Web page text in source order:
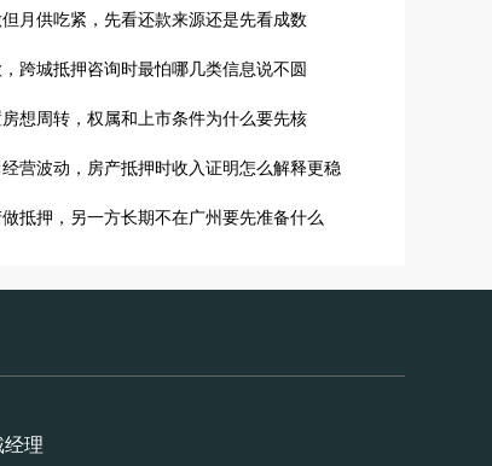
月供吃紧，先看还款来源还是先看成数
跨城抵押咨询时最怕哪几类信息说不圆
想周转，权属和上市条件为什么要先核
营波动，房产抵押时收入证明怎么解释更稳
抵押，另一方长期不在广州要先准备什么
理